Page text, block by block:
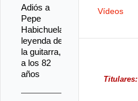
Vídeos
Titulares:
Adiós a
Pepe
Habichuela,
leyenda de
la guitarra,
a los 82
años